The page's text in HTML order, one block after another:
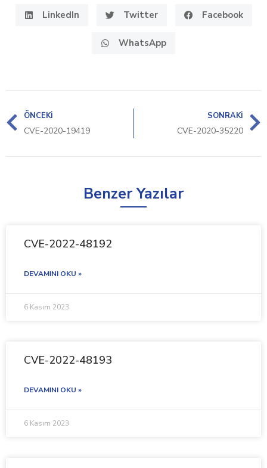
LinkedIn Twitter Facebook
WhatsApp
ÖNCEKI
CVE-2020-19419
SONRAKI
CVE-2020-35220
Benzer Yazılar
CVE-2022-48192
DEVAMINI OKU »
6 Kasım 2023
CVE-2022-48193
DEVAMINI OKU »
6 Kasım 2023